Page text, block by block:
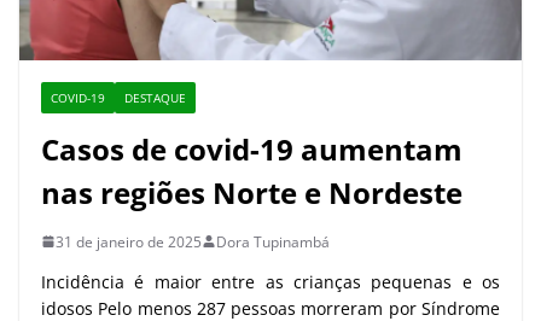
COVID-19 DESTAQUE
Casos de covid-19 aumentam
nas regiões Norte e Nordeste
31 de janeiro de 2025 Dora Tupinambá
Incidência é maior entre as crianças pequenas e os
idosos Pelo menos 287 pessoas morreram por Síndrome